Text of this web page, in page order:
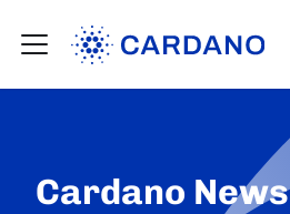
Cardano News